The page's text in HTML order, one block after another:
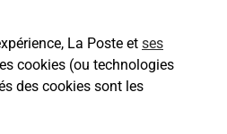
La Poste et ses
cookies (ou technologies
des cookies sont les